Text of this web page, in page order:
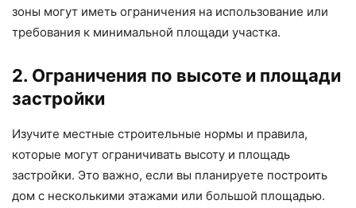
зоны могут иметь ограничения на использование или
требования к минимальной площади участка.
2. Ограничения по высоте и площади
застройки
Изучите местные строительные нормы и правила,
которые могут ограничивать высоту и площадь
застройки. Это важно, если вы планируете построить
дом с несколькими этажами или большой площадью.